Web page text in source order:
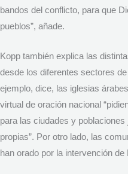
bandos del conflicto, para que
pueblos”, añade.
Kopp también explica las
desde los diferentes sectores
ejemplo, dice, las iglesias
virtual de oración nacional
para las ciudades y
propias”. Por otro lado, las
han orado por la intervención